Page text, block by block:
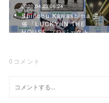
2020.04.23 06:24
Shinobu Kawashima 主
催「LUCKY IN THE
HOUSE プロジェクト…
0 コメント